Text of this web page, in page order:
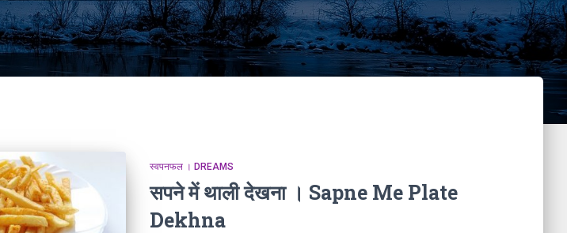
स्वपनफल । DREAMS
सपने में थाली देखना । Sapne Me Plate
Dekhna